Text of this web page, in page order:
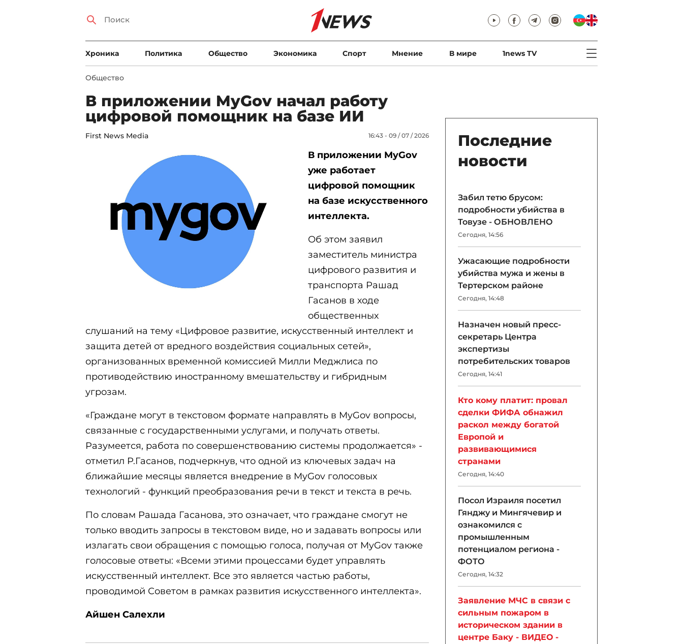
Xроника Политика Общество Экономика Спорт Мнение В мире 1news TV
Общество
В приложении MyGov начал работу
цифровой помощник на базе ИИ
First News Media 16:43 - 09 / 07 / 2026
В приложении MyGov
уже работает
цифровой помощник
на базе искусственного
интеллекта.
Об этом заявил
заместитель министра
цифрового развития и
транспорта Рашад
Гасанов в ходе
общественных
слушаний на тему «Цифровое развитие, искусственный интеллект и
защита детей от вредного воздействия социальных сетей»,
организованных временной комиссией Милли Меджлиса по
противодействию иностранному вмешательству и гибридным
угрозам.
«Граждане могут в текстовом формате направлять в MyGov вопросы,
связанные с государственными услугами, и получать ответы.
Разумеется, работа по совершенствованию системы продолжается» -
отметил Р.Гасанов, подчеркнув, что одной из ключевых задач на
ближайшие месяцы является внедрение в MyGov голосовых
технологий - функций преобразования речи в текст и текста в речь.
По словам Рашада Гасанова, это означает, что граждане смогут не
только вводить запросы в текстовом виде, но и задавать вопросы или
излагать свои обращения с помощью голоса, получая от MyGov также
голосовые ответы: «Всеми этими процессами будет управлять
искусственный интеллект. Все это является частью работы,
проводимой Советом в рамках развития искусственного интеллекта».
Айшен Салехли
Последние
новости
Забил тетю брусом:
подробности убийства в
Товузе - ОБНОВЛЕНО
Сегодня, 14:56
Ужасающие подробности
убийства мужа и жены в
Тертерском районе
Сегодня, 14:48
Назначен новый пресс-
секретарь Центра
экспертизы
потребительских товаров
Сегодня, 14:41
Кто кому платит: провал
сделки ФИФА обнажил
раскол между богатой
Европой и
развивающимися
странами
Сегодня, 14:40
Посол Израиля посетил
Гянджу и Мингячевир и
ознакомился с
промышленным
потенциалом региона -
ФОТО
Сегодня, 14:32
Заявление МЧС в связи с
сильным пожаром в
историческом здании в
центре Баку - ВИДЕО -